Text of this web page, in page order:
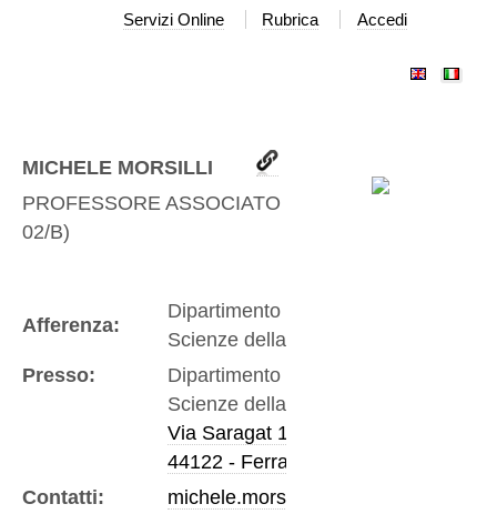
Servizi Online Rubrica Accedi
MICHELE MORSILLI
PROFESSORE ASSOCIATO
02/B)
Afferenza:
Dipartimento di Fisica e
Scienze della Terra
Presso:
Dipartimento di Fisica e
Scienze della Terra
Via Saragat 1
44122 - Ferrara
Contatti:
michele.morsilli@unife.it